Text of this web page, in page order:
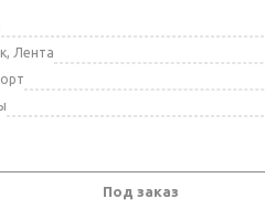
Лента
Под заказ